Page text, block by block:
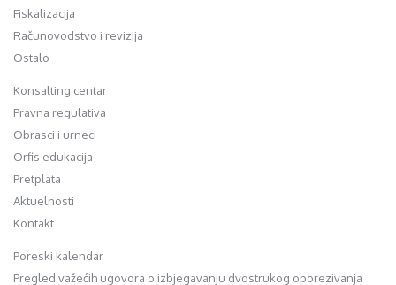
Fiskalizacija
Računovodstvo i revizija
Ostalo
Konsalting centar
Pravna regulativa
Obrasci i urneci
Orfis edukacija
Pretplata
Aktuelnosti
Kontakt
Poreski kalendar
Pregled važećih ugovora o izbjegavanju dvostrukog oporezivanja